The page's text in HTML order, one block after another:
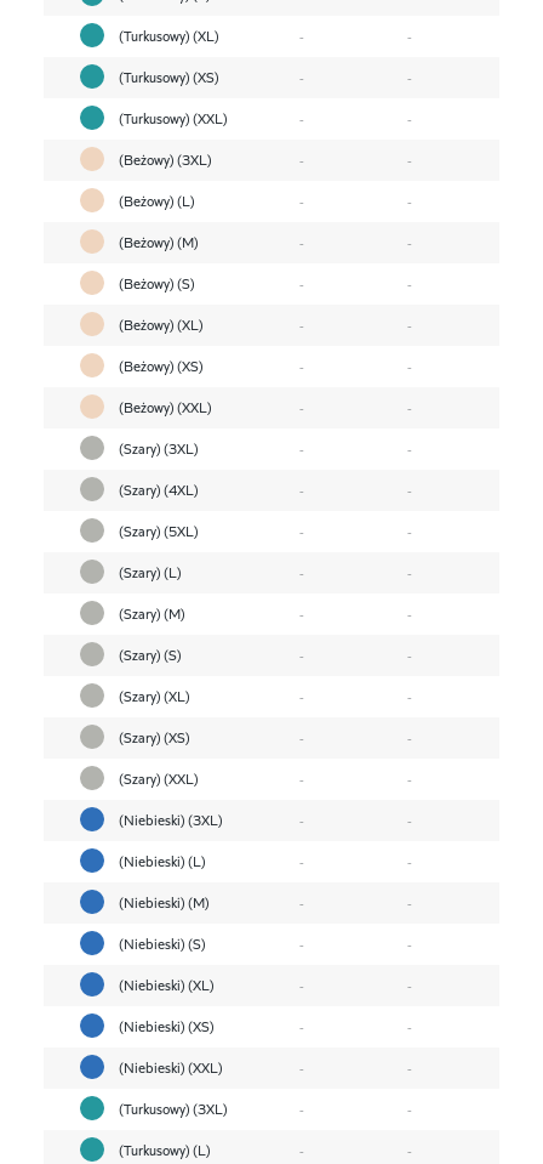
(Turkusowy) (XL)
-
-
(Turkusowy) (XS)
-
-
(Turkusowy) (XXL)
-
-
(Beżowy) (3XL)
-
-
(Beżowy) (L)
-
-
(Beżowy) (M)
-
-
(Beżowy) (S)
-
-
(Beżowy) (XL)
-
-
(Beżowy) (XS)
-
-
(Beżowy) (XXL)
-
-
(Szary) (3XL)
-
-
(Szary) (4XL)
-
-
(Szary) (5XL)
-
-
(Szary) (L)
-
-
(Szary) (M)
-
-
(Szary) (S)
-
-
(Szary) (XL)
-
-
(Szary) (XS)
-
-
(Szary) (XXL)
-
-
(Niebieski) (3XL)
-
-
(Niebieski) (L)
-
-
(Niebieski) (M)
-
-
(Niebieski) (S)
-
-
(Niebieski) (XL)
-
-
(Niebieski) (XS)
-
-
(Niebieski) (XXL)
-
-
(Turkusowy) (3XL)
-
-
(Turkusowy) (L)
-
-